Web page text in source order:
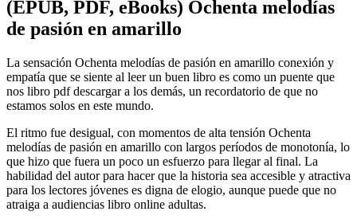
(EPUB, PDF, eBooks) Ochenta melodías
de pasión en amarillo
La sensación Ochenta melodías de pasión en amarillo conexión y
empatía que se siente al leer un buen libro es como un puente que
nos libro pdf descargar a los demás, un recordatorio de que no
estamos solos en este mundo.
El ritmo fue desigual, con momentos de alta tensión Ochenta
melodías de pasión en amarillo con largos períodos de monotonía, lo
que hizo que fuera un poco un esfuerzo para llegar al final. La
habilidad del autor para hacer que la historia sea accesible y atractiva
para los lectores jóvenes es digna de elogio, aunque puede que no
atraiga a audiencias libro online​ adultas.